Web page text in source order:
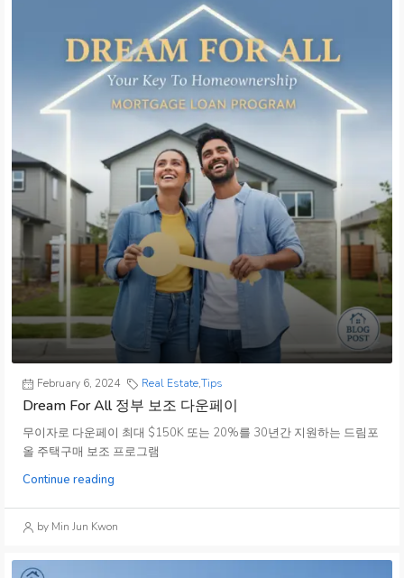
February 6, 2024 Real Estate,Tips
Dream For All 정부 보조 다운페이
무이자로 다운페이 최대 $150K 또는 20%를 30년간 지원하는 드림포
올 주택구매 보조 프로그램
Continue reading
by Min Jun Kwon